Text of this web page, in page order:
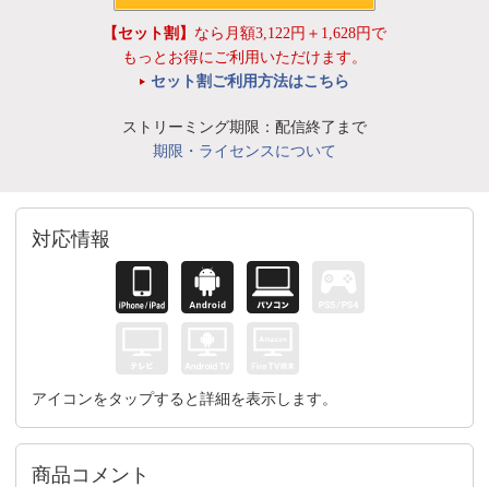
【セット割】 なら月額3,122円＋1,628円で
もっとお得にご利用いただけます。
セット割ご利用方法はこちら
ストリーミング期限：配信終了まで
期限・ライセンスについて
対応情報
アイコンをタップすると詳細を表示します。
商品コメント